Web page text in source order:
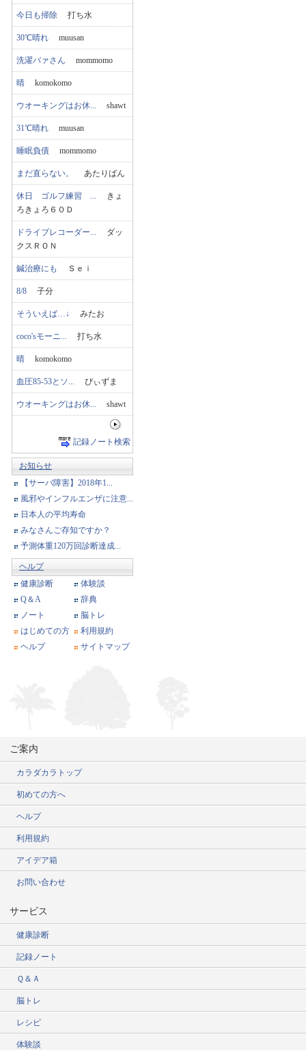
今日も掃除 打ち水
30℃晴れ muusan
洗濯バァさん mommomo
晴 komokomo
ウオーキングはお休... shawt
31℃晴れ muusan
睡眠負債 mommomo
まだ直らない。 あたりばん
休日 ゴルフ練習 ... きょ
ろきょろ６０Ｄ
ドライブレコーダー... ダッ
クスＲＯＮ
鍼治療にも Ｓｅｉ
8/8 子分
そういえば…↓ みたお
coco'sモーニ... 打ち水
晴 komokomo
血圧85-53とソ... ぴぃずま
ウオーキングはお休... shawt
記録ノート検索
お知らせ
【サーバ障害】2018年1...
風邪やインフルエンザに注意...
日本人の平均寿命
みなさんご存知ですか？
予測体重120万回診断達成...
ヘルプ
健康診断
体験談
Q＆A
辞典
ノート
脳トレ
はじめての方
利用規約
ヘルプ
サイトマップ
ご案内
カラダカラトップ
初めての方へ
ヘルプ
利用規約
アイデア箱
お問い合わせ
サービス
健康診断
記録ノート
Ｑ＆Ａ
脳トレ
レシピ
体験談